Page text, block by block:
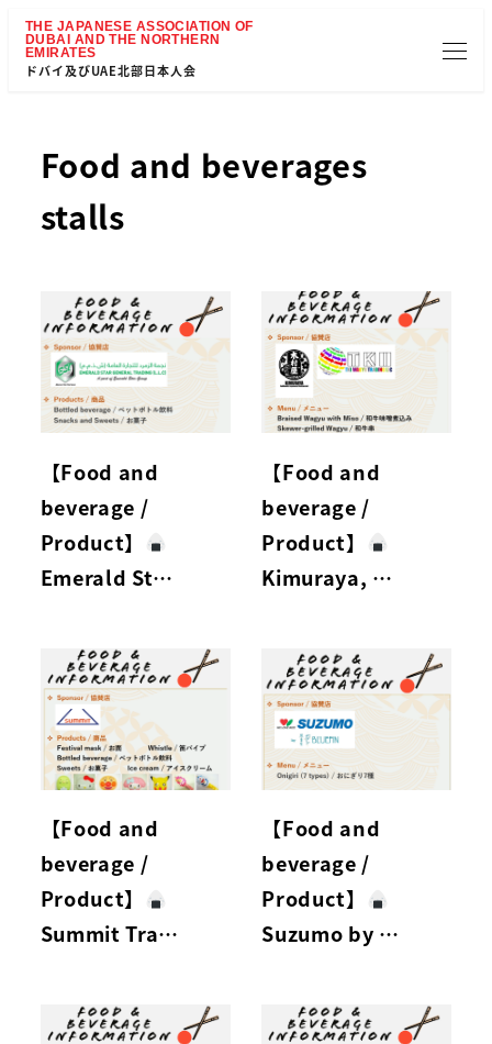
ドバイ及びUAE北部日本人会
Food and beverages
stalls
【Food and
beverage /
Product】
Emerald St…
【Food and
beverage /
Product】
Kimuraya, …
【Food and
beverage /
Product】
Summit Tra…
【Food and
beverage /
Product】
Suzumo by …